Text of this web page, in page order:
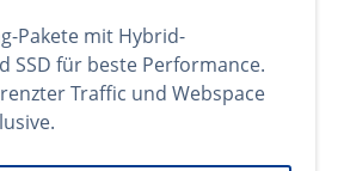
Pakete mit Hybrid-
SSD für beste Performance.
Traffic und Webspace